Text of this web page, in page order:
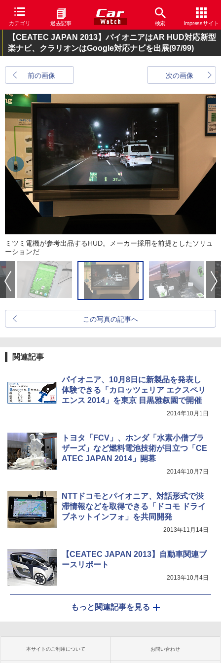
カテゴリ 過去記事 検索 Impressサイト
【CEATEC JAPAN 2013】パイオニアはAR HUD対応新型
楽ナビ、クラリオンはGoogle対応ナビを出展(97/99)
前の画像 次の画像
ミツミ電機が参考出品するHUD。メーカー採用を前提としたソリュ
ーションだ
この写真の記事へ
関連記事
パイオニア、10月8日に新製品を発表し
体験できる「カロッツェリア エクスペリ
エンス 2014」を東京 目黒雅叙園で開催
2014年10月1日
トヨタ「FCV」、ホンダ「水素小僧ブラ
ザーズ」など燃料電池技術が目立つ「CE
ATEC JAPAN 2014」開幕
2014年10月7日
NTTドコモとパイオニア、対話形式で渋
滞情報などを取得できる「ドコモ ドライ
ブネットインフォ」を共同開発
2013年11月14日
【CEATEC JAPAN 2013】自動車関連ブ
ースリポート
2013年10月4日
もっと関連記事を見る
本サイトのご利用について お問い合わせ